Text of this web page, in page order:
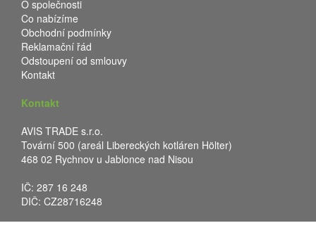
O společnosti
Co nabízíme
Obchodní podmínky
Reklamační řád
Odstoupení od smlouvy
Kontakt
Kontakt
AVIS TRADE s.r.o.
Tovární 500 (areál Libereckých kotláren Hölter)
468 02 Rychnov u Jablonce nad Nisou
IČ: 287 16 248
DIČ: CZ28716248